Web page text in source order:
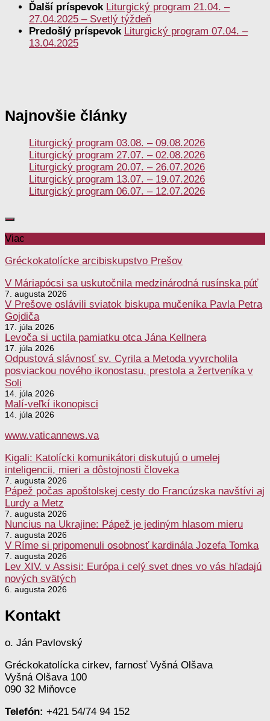
Ďalší príspevok Liturgický program 21.04. –
27.04.2025 – Svetlý týždeň
Predošlý príspevok Liturgický program 07.04. –
13.04.2025
Najnovšie články
Liturgický program 03.08. – 09.08.2026
Liturgický program 27.07. – 02.08.2026
Liturgický program 20.07. – 26.07.2026
Liturgický program 13.07. – 19.07.2026
Liturgický program 06.07. – 12.07.2026
Viac
Gréckokatolícke arcibiskupstvo Prešov
V Máriapócsi sa uskutočnila medzinárodná rusínska púť
7. augusta 2026
V Prešove oslávili sviatok biskupa mučeníka Pavla Petra
Gojdiča
17. júla 2026
Levoča si uctila pamiatku otca Jána Kellnera
17. júla 2026
Odpustová slávnosť sv. Cyrila a Metoda vyvrcholila
posviackou nového ikonostasu, prestola a žertveníka v
Soli
14. júla 2026
Malí-veľkí ikonopisci
14. júla 2026
www.vaticannews.va
Kigali: Katolícki komunikátori diskutujú o umelej
inteligencii, mieri a dôstojnosti človeka
7. augusta 2026
Pápež počas apoštolskej cesty do Francúzska navštívi aj
Lurdy a Metz
7. augusta 2026
Nuncius na Ukrajine: Pápež je jediným hlasom mieru
7. augusta 2026
V Ríme si pripomenuli osobnosť kardinála Jozefa Tomka
7. augusta 2026
Lev XIV. v Assisi: Európa i celý svet dnes vo vás hľadajú
nových svätých
6. augusta 2026
Kontakt
o. Ján Pavlovský
Gréckokatolícka cirkev, farnosť Vyšná Olšava
Vyšná Olšava 100
090 32 Miňovce
Telefón: +421 54/74 94 152